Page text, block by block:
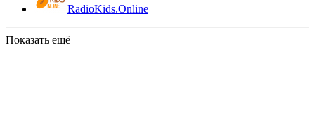
RadioKids.Online
Показать ещё